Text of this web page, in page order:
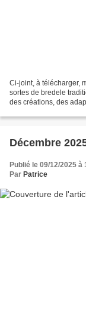
Ci-joint, à télécharger,
sortes de bredele
des créations, des
Décembre
Publié le 09/12/2025 à
Par Patrice